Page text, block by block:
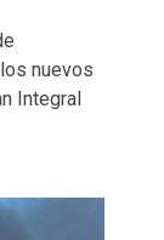
nuevos
Integral